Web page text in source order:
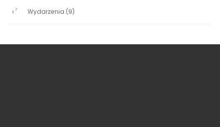
Wydarzenia (9)